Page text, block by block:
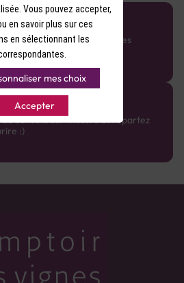
en France
le réseau Comptoir des Vignes
France !
à votre écoute
conseils sur-mesure et repartez
:)
Vous pouvez accepter,
en savoir plus sur ces
en sélectionnant les
mes choix
Accepter